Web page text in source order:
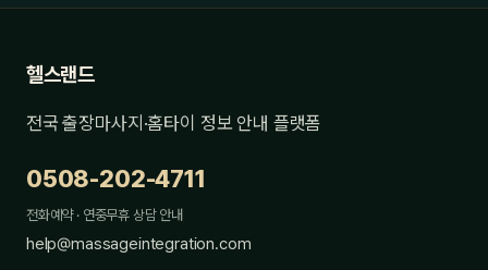
헬스랜드
전국 출장마사지·홈타이 정보 안내 플랫폼
0508-202-4711
전화예약 · 연중무휴 상담 안내
help@massageintegration.com